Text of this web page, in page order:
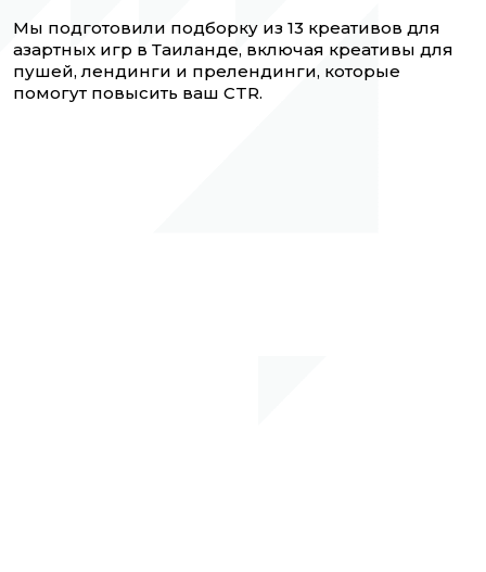
Мы подготовили подборку из 13 креативов для
азартных игр в Таиланде, включая креативы для
пушей, лендинги и прелендинги, которые
помогут повысить ваш CTR.